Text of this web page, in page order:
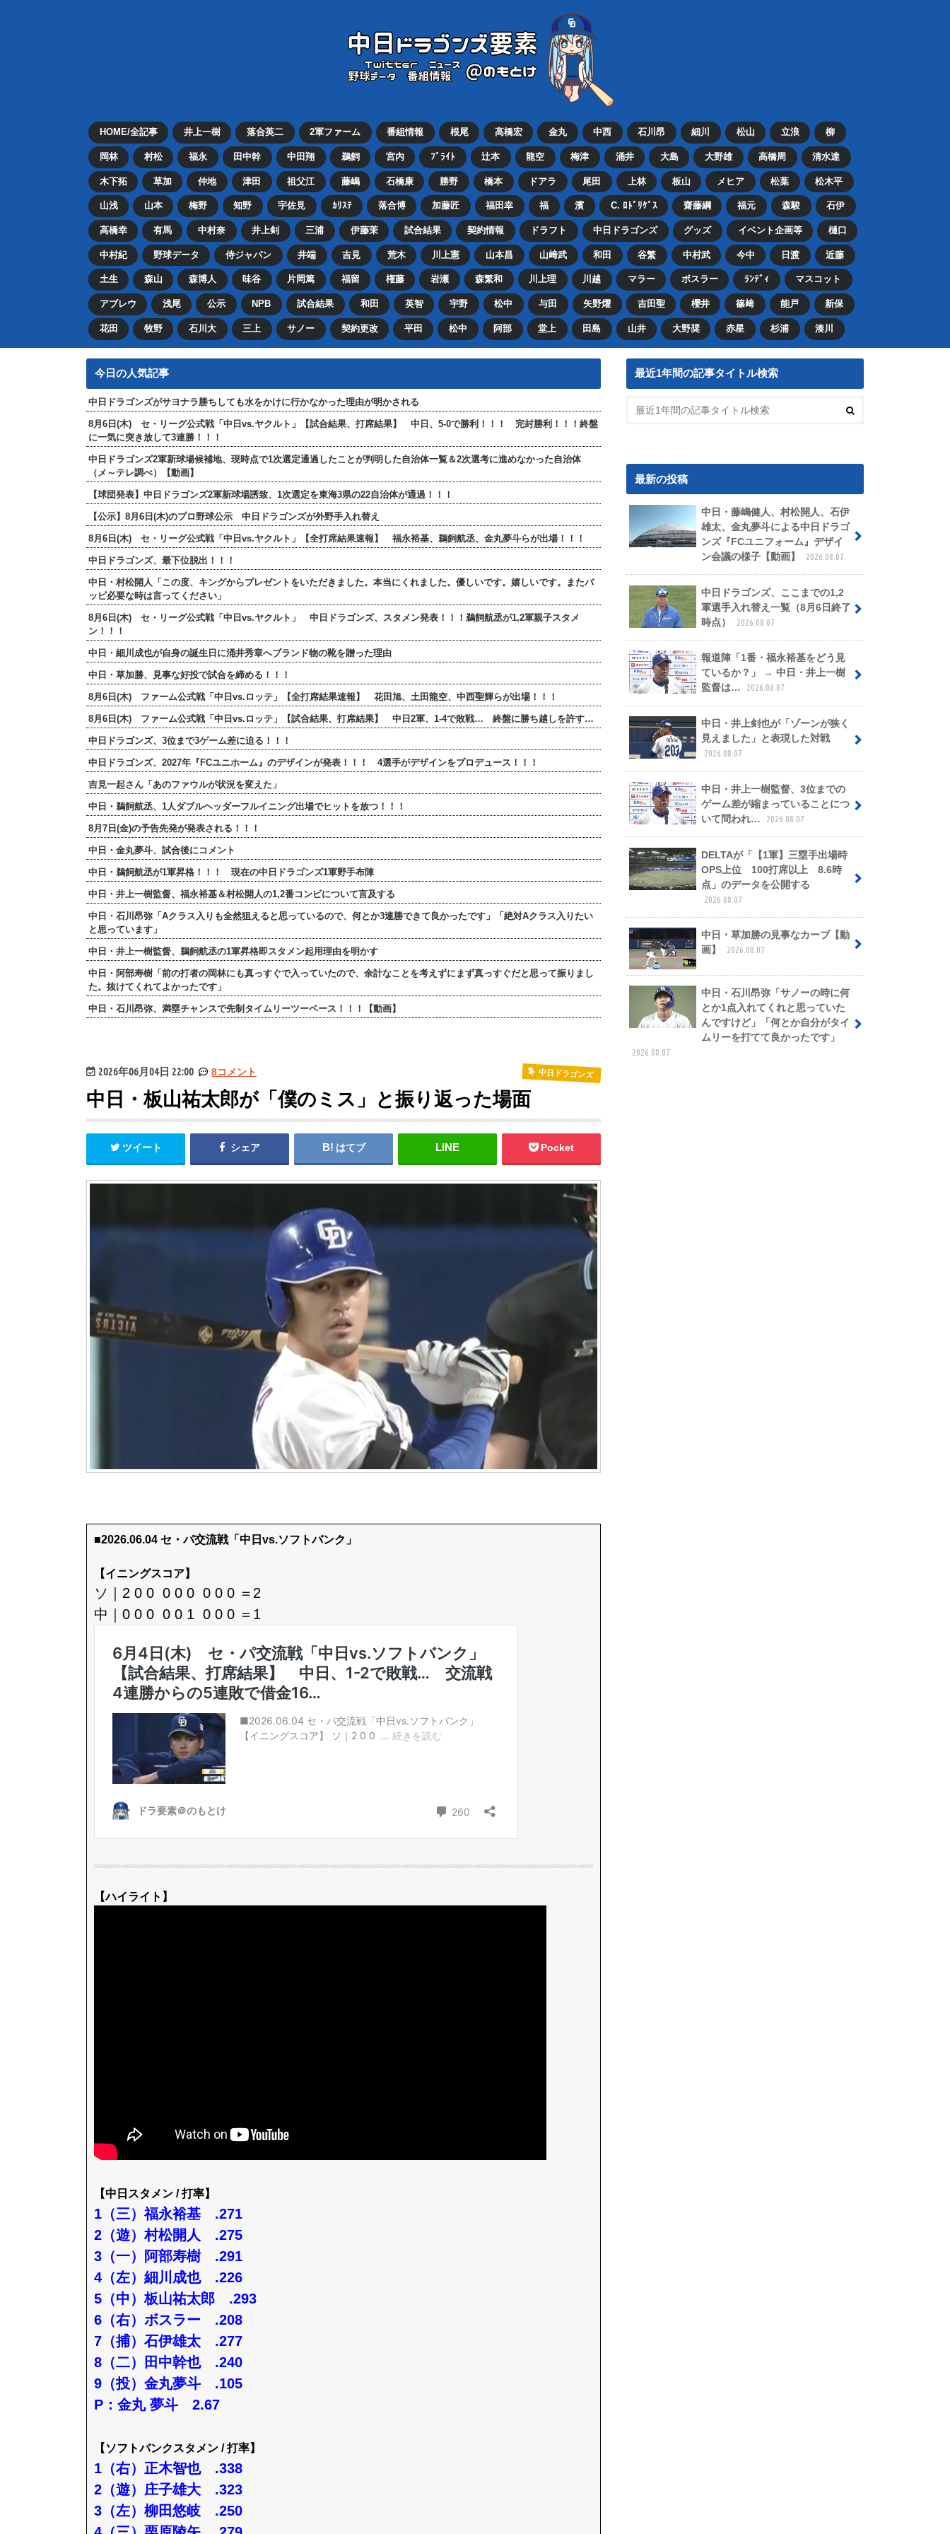
HOME/全記事 井上一樹 落合英二 2軍ファーム 番組情報 根尾 高橋宏 金丸 中西 石川昂 細川 松山 立浪 柳
岡林 村松 福永 田中幹 中田翔 鵜飼 宮内 ﾌﾞﾗｲﾄ 辻本 龍空 梅津 涌井 大島 大野雄 高橋周 清水達
木下拓 草加 仲地 津田 祖父江 藤嶋 石橋康 勝野 橋本 ドアラ 尾田 上林 板山 メヒア 松葉 松木平
山浅 山本 梅野 知野 宇佐見 ｶﾘｽﾃ 落合博 加藤匠 福田幸 福 濱 C. ﾛﾄﾞﾘｹﾞｽ 齋藤綱 福元 森駿 石伊
高橋幸 有馬 中村奈 井上剣 三浦 伊藤茉 試合結果 契約情報 ドラフト 中日ドラゴンズ グッズ イベント企画等 樋口
中村紀 野球データ 侍ジャパン 井端 吉見 荒木 川上憲 山本昌 山﨑武 和田 谷繁 中村武 今中 日渡 近藤
土生 森山 森博人 味谷 片岡篤 福留 権藤 岩瀬 森繁和 川上理 川越 マラー ボスラー ﾗﾝﾃﾞｨ マスコット
アブレウ 浅尾 公示 NPB 試合結果 和田 英智 宇野 松中 与田 矢野燿 吉田聖 櫻井 篠﨑 能戸 新保
花田 牧野 石川大 三上 サノー 契約更改 平田 松中 阿部 堂上 田島 山井 大野奨 赤星 杉浦 湊川
今日の人気記事
中日ドラゴンズがサヨナラ勝ちしても水をかけに行かなかった理由が明かされる
8月6日(木) セ・リーグ公式戦「中日vs.ヤクルト」【試合結果、打席結果】 中日、5-0で勝利！！！ 完封勝利！！！終盤
に一気に突き放して3連勝！！！
中日ドラゴンズ2軍新球場候補地、現時点で1次選定通過したことが判明した自治体一覧＆2次選考に進めなかった自治体
（メ～テレ調べ）【動画】
【球団発表】中日ドラゴンズ2軍新球場誘致、1次選定を東海3県の22自治体が通過！！！
【公示】8月6日(木)のプロ野球公示 中日ドラゴンズが外野手入れ替え
8月6日(木) セ・リーグ公式戦「中日vs.ヤクルト」【全打席結果速報】 福永裕基、鵜飼航丞、金丸夢斗らが出場！！！
中日ドラゴンズ、最下位脱出！！！
中日・村松開人「この度、キングからプレゼントをいただきました。本当にくれました。優しいです。嬉しいです。またバ
ッピ必要な時は言ってください」
8月6日(木) セ・リーグ公式戦「中日vs.ヤクルト」 中日ドラゴンズ、スタメン発表！！！鵜飼航丞が1,2軍親子スタメ
ン！！！
中日・細川成也が自身の誕生日に涌井秀章へブランド物の靴を贈った理由
中日・草加勝、見事な好投で試合を締める！！！
8月6日(木) ファーム公式戦「中日vs.ロッテ」【全打席結果速報】 花田旭、土田龍空、中西聖輝らが出場！！！
8月6日(木) ファーム公式戦「中日vs.ロッテ」【試合結果、打席結果】 中日2軍、1-4で敗戦… 終盤に勝ち越しを許す…
中日ドラゴンズ、3位まで3ゲーム差に迫る！！！
中日ドラゴンズ、2027年『FCユニホーム』のデザインが発表！！！ 4選手がデザインをプロデュース！！！
吉見一起さん「あのファウルが状況を変えた」
中日・鵜飼航丞、1人ダブルヘッダーフルイニング出場でヒットを放つ！！！
8月7日(金)の予告先発が発表される！！！
中日・金丸夢斗、試合後にコメント
中日・鵜飼航丞が1軍昇格！！！ 現在の中日ドラゴンズ1軍野手布陣
中日・井上一樹監督、福永裕基＆村松開人の1,2番コンビについて言及する
中日・石川昂弥「Aクラス入りも全然狙えると思っているので、何とか3連勝できて良かったです」「絶対Aクラス入りたい
と思っています」
中日・井上一樹監督、鵜飼航丞の1軍昇格即スタメン起用理由を明かす
中日・阿部寿樹「前の打者の岡林にも真っすぐで入っていたので、余計なことを考えずにまず真っすぐだと思って振りまし
た。抜けてくれてよかったです」
中日・石川昂弥、満塁チャンスで先制タイムリーツーベース！！！【動画】
2026年06月04日 22:00 8コメント 中日ドラゴンズ
中日・板山祐太郎が「僕のミス」と振り返った場面
ツイート シェア はてブ Pocket
■2026.06.04 セ・パ交流戦「中日vs.ソフトバンク」
【イニングスコア】
ソ｜2 0 0 0 0 0 0 0 0 ＝2
中｜0 0 0 0 0 1 0 0 0 ＝1
【ハイライト】
【中日スタメン / 打率】
1（三）福永裕基 .271
2（遊）村松開人 .275
3（一）阿部寿樹 .291
4（左）細川成也 .226
5（中）板山祐太郎 .293
6（右）ボスラー .208
7（捕）石伊雄太 .277
8（二）田中幹也 .240
9（投）金丸夢斗 .105
P：金丸 夢斗 2.67
【ソフトバンクスタメン / 打率】
1（右）正木智也 .338
2（遊）庄子雄大 .323
3（左）柳田悠岐 .250
最近1年間の記事タイトル検索
最新の投稿
中日・藤嶋健人、村松開人、石伊
雄太、金丸夢斗による中日ドラゴ
ンズ『FCユニフォーム』デザイ
ン会議の様子【動画】
2026.08.07
中日ドラゴンズ、ここまでの1,2
軍選手入れ替え一覧（8月6日終了
時点）
2026.08.07
報道陣「1番・福永裕基をどう見
ているか？」 → 中日・井上一樹
監督は…
2026.08.07
中日・井上剣也が「ゾーンが狭く
見えました」と表現した対戦
2026.08.07
中日・井上一樹監督、3位までの
ゲーム差が縮まっていることにつ
いて問われ…
2026.08.07
DELTAが「【1軍】三塁手出場時
OPS上位 100打席以上 8.6時
点」のデータを公開する
2026.08.07
中日・草加勝の見事なカーブ【動
画】
2026.08.07
中日・石川昂弥「サノーの時に何
とか1点入れてくれと思っていた
んですけど」「何とか自分がタイ
ムリーを打てて良かったです」
2026.08.07